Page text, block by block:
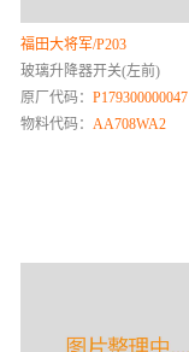
福田大将军/P203
玻璃升降器开关(左前)
原厂代码： P179300000047
物料代码： AA708WA2